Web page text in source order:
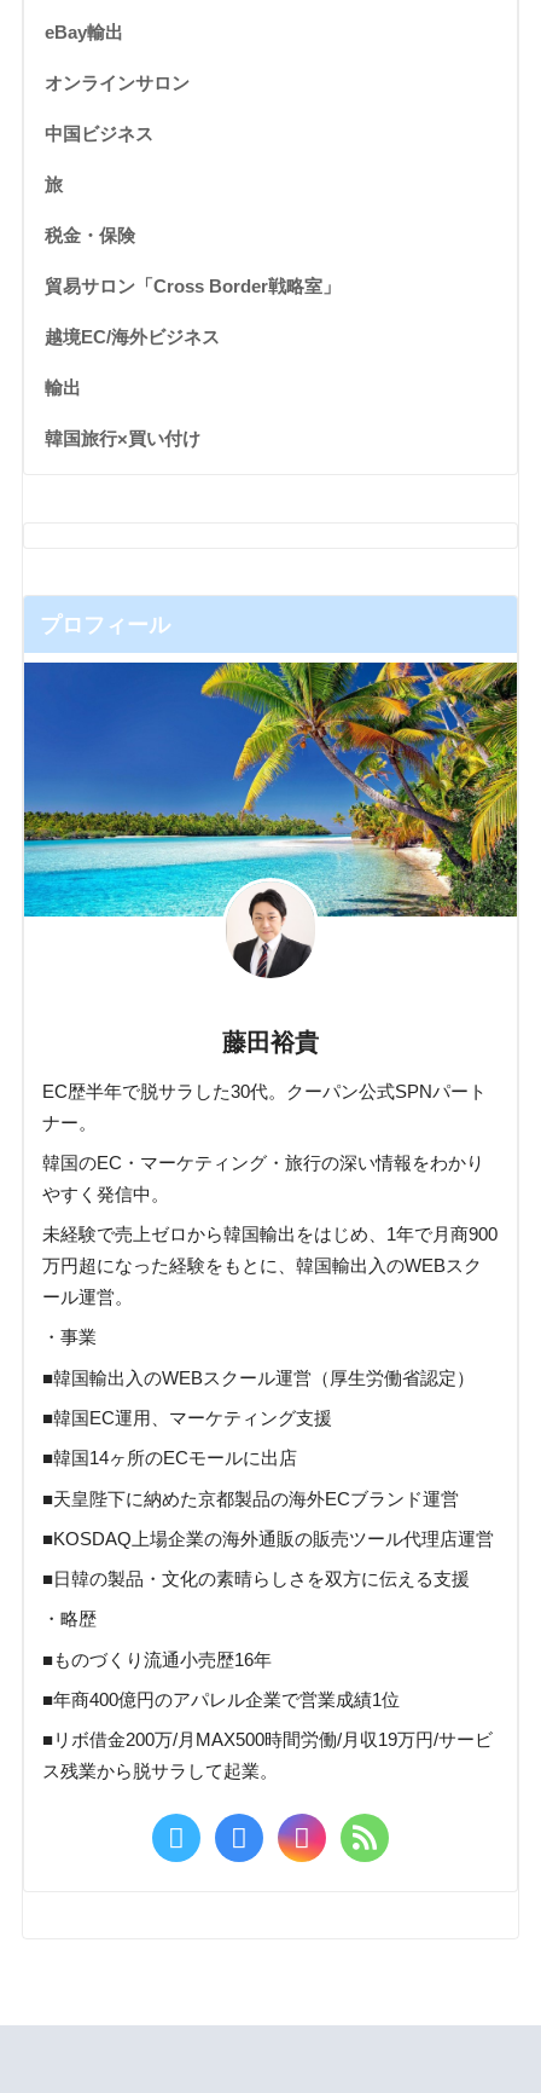
eBay輸出
オンラインサロン
中国ビジネス
旅
税金・保険
貿易サロン「Cross Border戦略室」
越境EC/海外ビジネス
輸出
韓国旅行×買い付け
プロフィール
藤田裕貴
EC歴半年で脱サラした30代。クーパン公式SPNパート
ナー。
韓国のEC・マーケティング・旅行の深い情報をわかり
やすく発信中。
未経験で売上ゼロから韓国輸出をはじめ、1年で月商900
万円超になった経験をもとに、韓国輸出入のWEBスク
ール運営。
・事業
■韓国輸出入のWEBスクール運営（厚生労働省認定）
■韓国EC運用、マーケティング支援
■韓国14ヶ所のECモールに出店
■天皇陛下に納めた京都製品の海外ECブランド運営
■KOSDAQ上場企業の海外通販の販売ツール代理店運営
■日韓の製品・文化の素晴らしさを双方に伝える支援
・略歴
■ものづくり流通小売歴16年
■年商400億円のアパレル企業で営業成績1位
■リボ借金200万/月MAX500時間労働/月収19万円/サービ
ス残業から脱サラして起業。